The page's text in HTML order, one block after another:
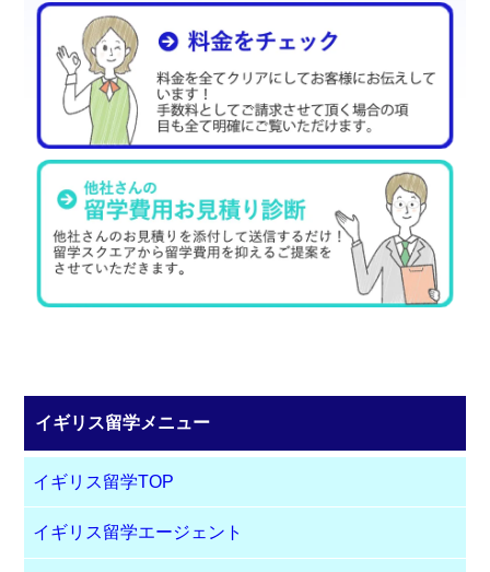
イギリス留学メニュー
イギリス留学TOP
イギリス留学エージェント